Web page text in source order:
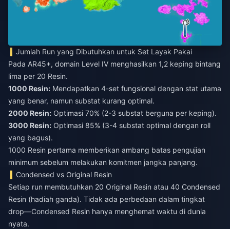
Jumlah Run yang Dibutuhkan untuk Set Layak Pakai
Pada AR45+, domain Level IV menghasilkan 1,2 keping bintang
lima per 20 Resin.
1000 Resin: Mendapatkan 4-set fungsional dengan stat utama
yang benar, namun substat kurang optimal.
2000 Resin: Optimasi 70% (2-3 substat berguna per keping).
3000 Resin: Optimasi 85% (3-4 substat optimal dengan roll
yang bagus).
1000 Resin pertama memberikan ambang batas pengujian
minimum sebelum melakukan komitmen jangka panjang.
Condensed vs Original Resin
Setiap run membutuhkan 20 Original Resin atau 40 Condensed
Resin (hadiah ganda). Tidak ada perbedaan dalam tingkat
drop—Condensed Resin hanya menghemat waktu di dunia
nyata.